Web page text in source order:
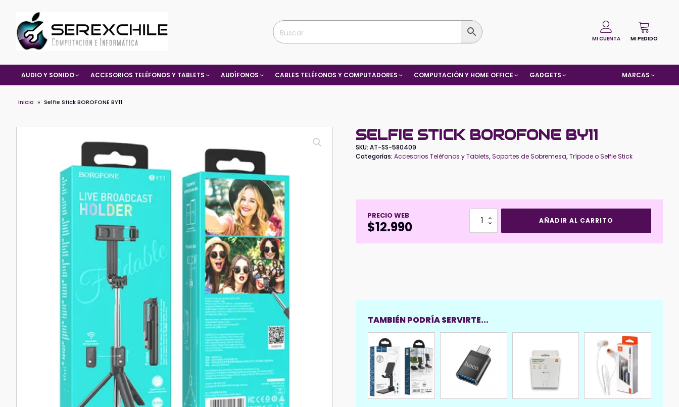
MI CUENTA MI PEDIDO
AUDIO Y SONIDO ACCESORIOS TELÉFONOS Y TABLETS AUDÍFONOS CABLES TELÉFONOS Y COMPUTADORES COMPUTACIÓN Y HOME OFFICE GADGETS MARCAS
Inicio » Selfie Stick BOROFONE BY11
SELFIE STICK BOROFONE BY11
SKU:AT-SS-580409
Categorías:Accesorios Teléfonos y Tablets,Soportes de Sobremesa,Trípode o Selfie Stick
PRECIO WEB
$12.990
Selfie
BOROFONE
BY11
AÑADIR AL CARRITO
TAMBIÉN PODRÍA SERVIRTE...